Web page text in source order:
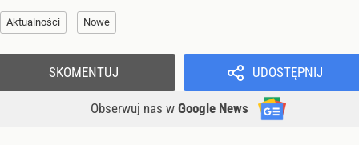
Aktualności Nowe
UDOSTĘPNIJ
Obserwuj nas w Google News
SKOMENTUJ